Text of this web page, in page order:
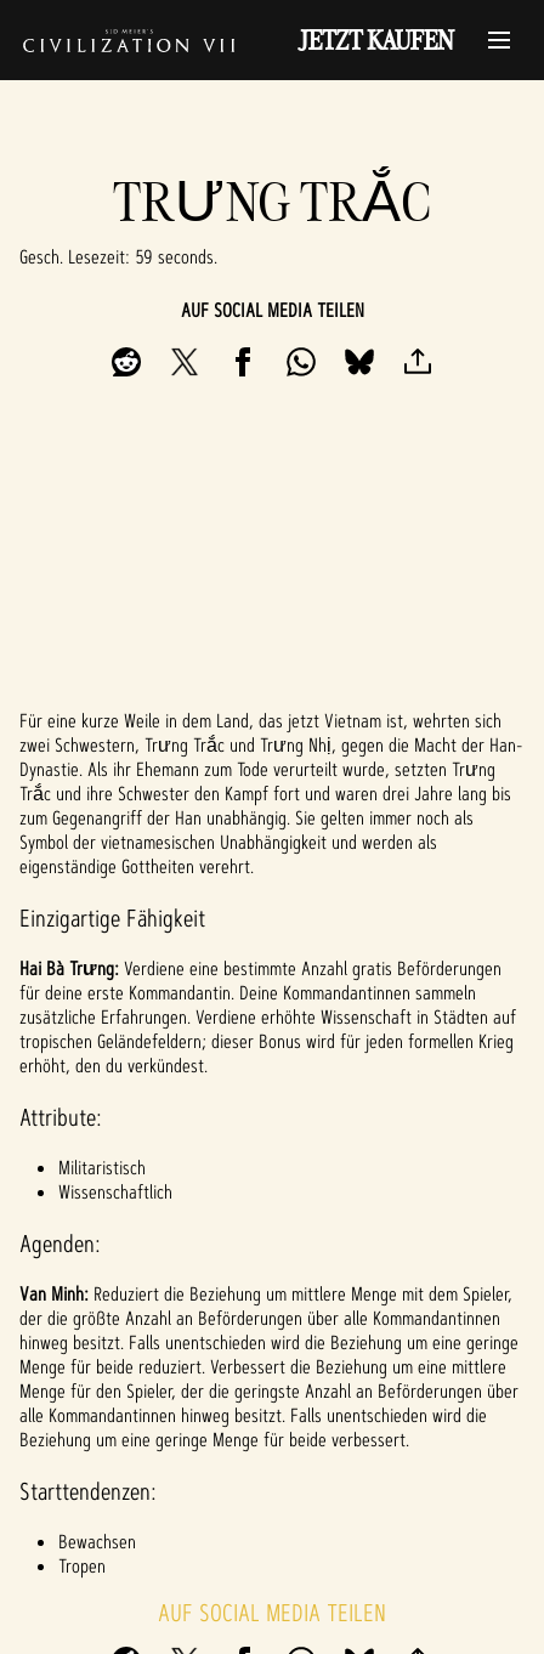
JETZT KAUFEN
TRƯNG TRẮC
Gesch. Lesezeit 59 seconds
AUF SOCIAL MEDIA TEILEN
A
c
c
e
p
t
&
P
a
y
Inde
m du
auf
"Spiel
en"
klicks
t,
stim
mst
den
nschu
tzbes
Für eine kurze Weile in dem Land, das jetzt Vietnam ist, wehrten sich
zwei Schwestern, Trưng Trắc und Trưng Nhị, gegen die Macht der Han-
Dynastie. Als ihr Ehemann zum Tode verurteilt wurde, setzten Trưng
Trắc und ihre Schwester den Kampf fort und waren drei Jahre lang bis
zum Gegenangriff der Han unabhängig. Sie gelten immer noch als
Symbol der vietnamesischen Unabhängigkeit und werden als
eigenständige Gottheiten verehrt.
Einzigartige Fähigkeit
Hai Bà Trưng:Verdiene eine bestimmte Anzahl gratis Beförderungen
für deine erste Kommandantin. Deine Kommandantinnen sammeln
zusätzliche Erfahrungen. Verdiene erhöhte Wissenschaft in Städten auf
tropischen Geländefeldern; dieser Bonus wird für jeden formellen Krieg
erhöht, den du verkündest.
Attribute:
Militaristisch
Wissenschaftlich
Agenden:
Van Minh: Reduziert die Beziehung um mittlere Menge mit dem Spieler,
der die größte Anzahl an Beförderungen über alle Kommandantinnen
hinweg besitzt. Falls unentschieden wird die Beziehung um eine geringe
Menge für beide reduziert. Verbessert die Beziehung um eine mittlere
Menge für den Spieler, der die geringste Anzahl an Beförderungen über
alle Kommandantinnen hinweg besitzt. Falls unentschieden wird die
Beziehung um eine geringe Menge für beide verbessert.
Starttendenzen:
Bewachsen
Tropen
AUF SOCIAL MEDIA TEILEN